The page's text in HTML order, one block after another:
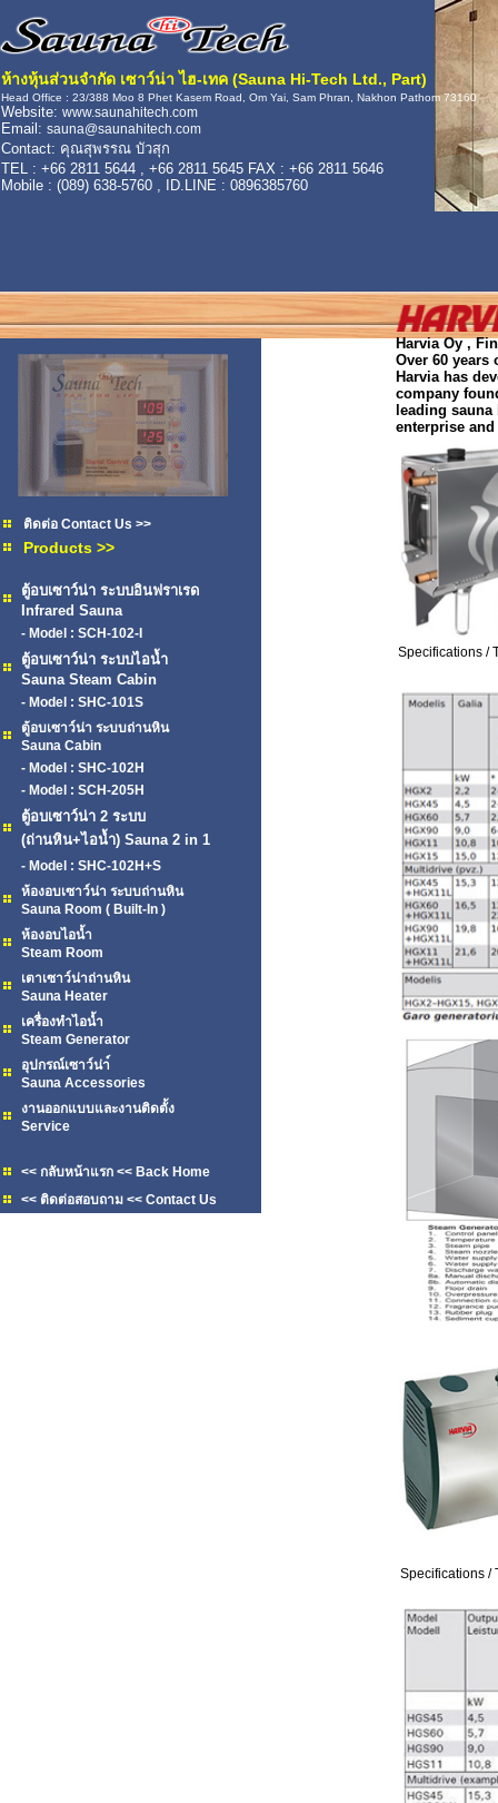
Specifications /
Specifications /
ห้างหุ้นส่วนจำกัด เซาว์น่า ไฮ-เทค (Sauna Hi-Tech Ltd., Part)
Head Office : 23/388 Moo 8 Phet Kasem Road, Om Yai, Sam Phran, Nakhon Pathom 73160
Website: www.saunahitech.com
Email: sauna@saunahitech.com
Contact: คุณสุพรรณ บัวสุก
TEL : +66 2811 5644 , +66 2811 5645 FAX : +66 2811 5646
Mobile : (089) 638-5760 , ID.LINE : 0896385760
ติดต่อ Contact Us >>
Products >>
ตู้อบเซาว์น่า ระบบอินฟราเรด
Infrared Sauna
- Model : SCH-102-I
ตู้อบเซาว์น่า ระบบไอน้ำ
Sauna Steam Cabin
- Model : SHC-101S
ตู้อบเซาว์น่า ระบบถ่านหิน
Sauna Cabin
- Model : SHC-102H
- Model : SCH-205H
ตู้อบเซาว์น่า 2 ระบบ
(ถ่านหิน+ไอน้ำ) Sauna 2 in 1
- Model : SHC-102H+S
ห้องอบเซาว์น่า ระบบถ่านหิน
Sauna Room ( Built-In )
ห้องอบไอน้ำ
Steam Room
เตาเซาว์น่าถ่านหิน
Sauna Heater
เครื่องทำไอน้ำ
Steam Generator
อุปกรณ์เซาว์น่า์
Sauna Accessories
งานออกแบบและงานติดตั้ง
Service
<< กลับหน้าแรก << Back Home
<< ติดต่อสอบถาม << Contact Us
Harvia Oy ,
Over 60 years
Harvia has
company
leading
enterprise